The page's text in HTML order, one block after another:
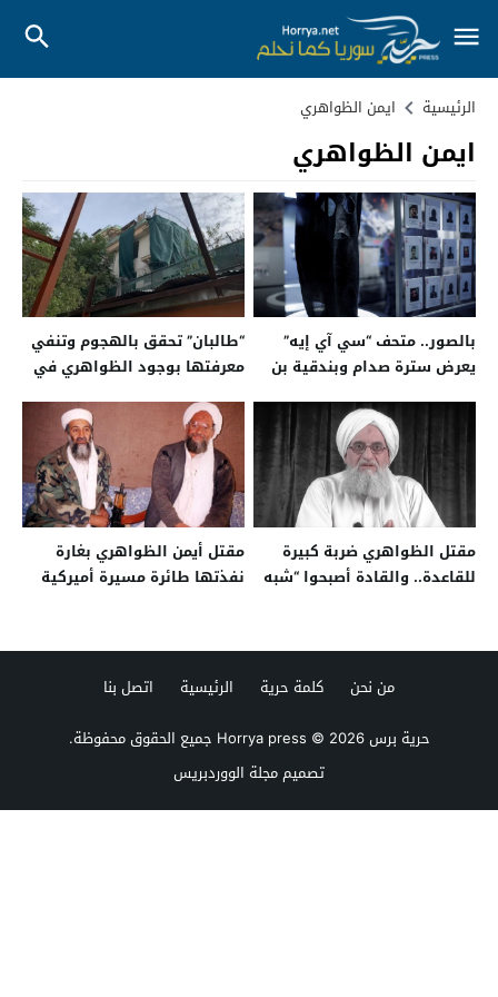
الرئيسية ايمن الظواهري
ايمن الظواهري
بالصور.. متحف “سي آي إيه”
يعرض سترة صدام وبندقية بن
“طالبان” تحقق بالهجوم وتنفي
معرفتها بوجود الظواهري في
مقتل الظواهري ضربة كبيرة
للقاعدة.. والقادة أصبحوا “شبه
مقتل أيمن الظواهري بغارة
نفذتها طائرة مسيرة أميركية
من نحن كلمة حرية الرئيسية
اتصل بنا
حرية برس Horrya press© 2026 جميع الحقوق محفوظة.
تصميممجلة الووردبريس